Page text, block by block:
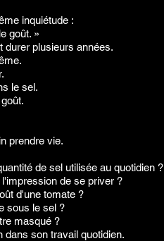
inquiétude :
goût. »
durer plusieurs années.
le sel.
prendre vie.
de sel utilisée au quotidien ?
de se priver ?
d'une tomate ?
sous le sel ?
masqué ?
dans son travail quotidien.